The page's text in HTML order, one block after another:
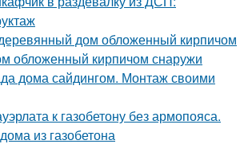
дом обложенный кирпичом
обложенный кирпичом снаружи
дома сайдингом. Монтаж своими
к газобетону без армопояса.
из газобетона